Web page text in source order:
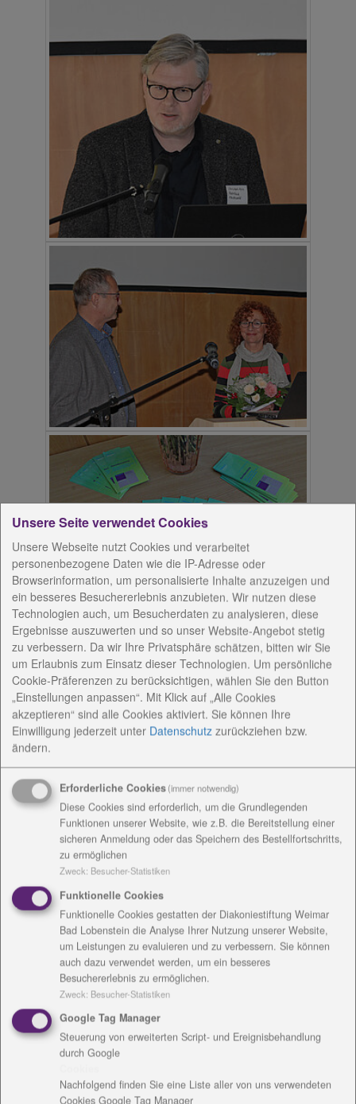
Die Suchtberatungsstelle in Saalfeld besteht seit 30
Jahren. Dieser Jahrestag war Anlass für einen
Fachtag im Saal des Jugend- und Freizeitzentrums
im Saalfelder Stadtteil Gorndorf. Bevor das Thema
„Zusammenarbeit in der Behandlung von
Alkoholgebrauchsstörungen - Herausforderungen
des Schnittstellenmanagements in der Suchthilfe“
zum Zuge kam, wurde auf die vergangenen Jahre
zurückgeblickt. 600 bis 700 Klienten werden jährlich
begleitet. In den vergangenen 30 Jahren suchten
etwa 7000 Suchtkranke, Suchtgefährdete und
Angehörige Unterstützung. Manche nur einmal,
andere über Jahre hinweg mit regelmäßigem Kontakt
Katrin Liebezeit, seit knapp einem Jahr Leiterin der
Psychosozialen Beratungsstelle für Suchtkranke,
Suchtgefährdete und Angehörige, begrüßte etwa 80
Gäste. Sie nutzte die Gelegenheit um für den guten
Start und die Unterstützung zu danken und ihr Team
aus sechs Kolleginnen und Kollegen vorzustellen.
Den Rückblick übernahm Karola Hausdorf, denn die
frühere Leiterin der Beratungsstelle ist von Anfang
an im Team. Sie hat die räumlichen und inhaltlichen
Alkohol die Spiel- und Drogensucht kamen. Sie
Unsere Seite verwendet Cookies
Unsere Webseite nutzt Cookies und verarbeitet
personenbezogene Daten wie die IP-Adresse oder
Browserinformation, um personalisierte Inhalte anzuzeigen und
ein besseres Besuchererlebnis anzubieten. Wir nutzen diese
Technologien auch, um Besucherdaten zu analysieren, diese
Ergebnisse auszuwerten und so unser Website-Angebot stetig
zu verbessern. Da wir Ihre Privatsphäre schätzen, bitten wir Sie
um Erlaubnis zum Einsatz dieser Technologien. Um persönliche
Cookie-Präferenzen zu berücksichtigen, wählen Sie den Button
„Einstellungen anpassen“. Mit Klick auf „Alle Cookies
akzeptieren“ sind alle Cookies aktiviert. Sie können Ihre
Einwilligung jederzeit unter Datenschutz zurückziehen bzw.
ändern.
Erforderliche Cookies(immer notwendig)
Diese Cookies sind erforderlich, um die Grundlegenden
Funktionen unserer Website, wie z.B. die Bereitstellung einer
sicheren Anmeldung oder das Speichern des Bestellfortschritts,
zu ermöglichen
Zweck: Besucher-Statistiken
Funktionelle Cookies
Funktionelle Cookies gestatten der Diakoniestiftung Weimar
Bad Lobenstein die Analyse Ihrer Nutzung unserer Website,
um Leistungen zu evaluieren und zu verbessern. Sie können
auch dazu verwendet werden, um ein besseres
Besuchererlebnis zu ermöglichen.
Zweck: Besucher-Statistiken
Google Tag Manager
Steuerung von erweiterten Script- und Ereignisbehandlung
durch Google
Nachfolgend finden Sie eine Liste aller von uns verwendeten
Cookies Google Tag Manager